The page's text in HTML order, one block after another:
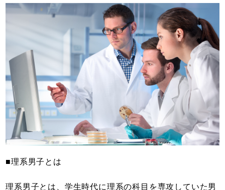
■理系男子とは
理系男子とは、学生時代に理系の科目を専攻していた男